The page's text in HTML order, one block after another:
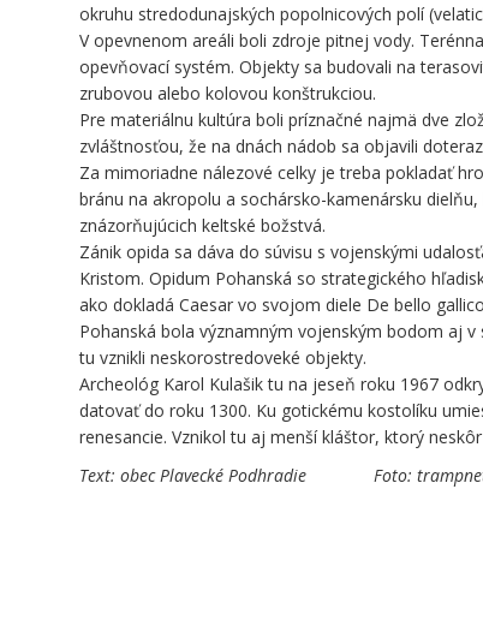
okruhu stredodunajských popolnicových polí
V opevnenom areáli boli zdroje pitnej vody.
opevňovací systém. Objekty sa budovali na
zrubovou alebo kolovou konštrukciou.
Pre materiálnu kultúra boli príznačné najmä dve
zvláštnosťou, že na dnách nádob sa objavili
Za mimoriadne nálezové celky je treba pokladať
bránu na akropolu a sochársko-kamenársku
znázorňujúcich keltské božstvá.
Zánik opida sa dáva do súvisu s vojenskými
Kristom. Opidum Pohanská so strategického
ako dokladá Caesar vo svojom diele De bello
Pohanská bola významným vojenským bodom aj
tu vznikli neskorostredoveké objekty.
Archeológ Karol Kulašik tu na jeseň roku 1967
datovať do roku 1300. Ku gotickému kostolíku
renesancie. Vznikol tu aj menší kláštor, ktorý
Text: obec Plavecké Podhradie Foto: